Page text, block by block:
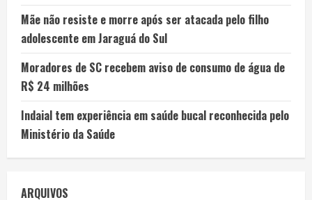
Mãe não resiste e morre após ser atacada pelo filho
adolescente em Jaraguá do Sul
Moradores de SC recebem aviso de consumo de água de
R$ 24 milhões
Indaial tem experiência em saúde bucal reconhecida pelo
Ministério da Saúde
ARQUIVOS